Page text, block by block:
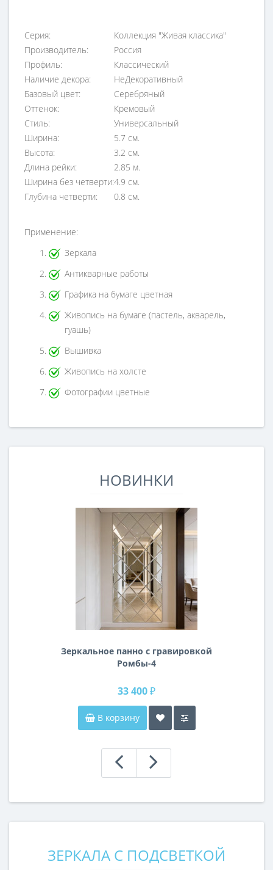
Серия:
Коллекция "Живая классика"
Производитель:
Россия
Профиль:
Классический
Наличие декора:
НеДекоративный
Базовый цвет:
Серебряный
Оттенок:
Кремовый
Стиль:
Универсальный
Ширина:
5.7 см.
Высота:
3.2 см.
Длина рейки:
2.85 м.
Ширина без четверти:4.9 см.
Глубина четверти:
0.8 см.
Применение:
Зеркала
Антикварные работы
Графика на бумаге цветная
Живопись на бумаге (пастель, акварель,
гуашь)
Вышивка
Живопись на холсте
Фотографии цветные
НОВИНКИ
Зеркальное панно с гравировкой
Ромбы-4
33 400 ₽
В корзину
ЗЕРКАЛА С ПОДСВЕТКОЙ